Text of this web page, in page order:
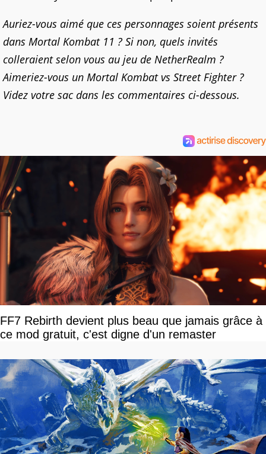
Auriez-vous aimé que ces personnages soient présents
dans Mortal Kombat 11 ? Si non, quels invités
colleraient selon vous au jeu de NetherRealm ?
Aimeriez-vous un Mortal Kombat vs Street Fighter ?
Videz votre sac dans les commentaires ci-dessous.
FF7 Rebirth devient plus beau que jamais grâce à
ce mod gratuit, c'est digne d'un remaster